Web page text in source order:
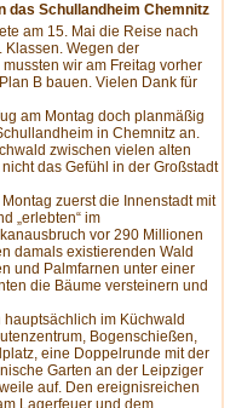
das Schullandheim Chemnitz
am 15. Mai die Reise nach
Klassen. Wegen der
wir am Freitag vorher
B bauen. Vielen Dank für
am Montag doch planmäßig
in Chemnitz an.
zwischen vielen alten
das Gefühl in der Großstadt
zuerst die Innenstadt mit
„erlebten“ im
vor 290 Millionen
damals existierenden Wald
und Palmfarnen unter einer
die Bäume versteinern und
im Küchwald
Bogenschießen,
eine Doppelrunde mit der
Garten an der Leipziger
auf. Den ereignisreichen